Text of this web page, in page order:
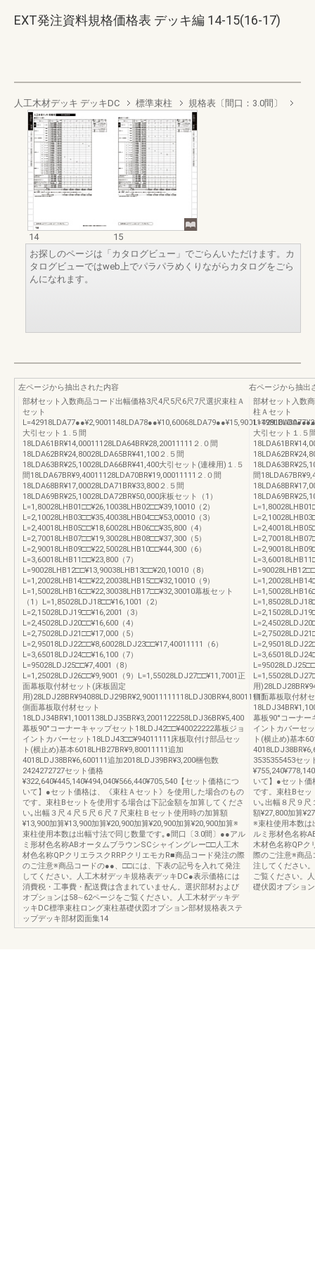
EXT発注資料規格価格表 デッキ編 14-15(16-17)
人工木材デッキ デッキDC 標準束柱 規格表〔間口：3.0間〕
14
15
お探しのページは「カタログビュー」でごらんいただけます。カ
タログビューではweb上でパラパラめくりながらカタログをごら
んになれます。
左ページから抽出された内容
部材セット入数商品コード出幅価格3尺4尺5尺6尺7尺選択束柱Ａ
セット
大引セット１.５間
18LDA61BR¥14,00011128LDA64BR¥28,20011111２.０間
18LDA62BR¥24,80028LDA65BR¥41,100２.５間
18LDA63BR¥25,10028LDA66BR¥41,400大引セット(連棟用)１.５
間18LDA67BR¥9,40011128LDA70BR¥19,00011111２.０間
18LDA68BR¥17,00028LDA71BR¥33,800２.５間
18LDA69BR¥25,10028LDA72BR¥50,000床板セット（1）
L=1,80028LHB01□□¥26,10038LHB02□□¥39,10010（2）
L=2,10028LHB03□□¥35,40038LHB04□□¥53,00010（3）
L=2,40018LHB05□□¥18,60028LHB06□□¥35,800（4）
L=2,70018LHB07□□¥19,30028LHB08□□¥37,300（5）
L=2,90018LHB09□□¥22,50028LHB10□□¥44,300（6）
L=3,60018LHB11□□¥23,800（7）
L=90028LHB12□□¥13,90038LHB13□□¥20,10010（8）
L=1,20028LHB14□□¥22,20038LHB15□□¥32,10010（9）
L=1,50028LHB16□□¥22,30038LHB17□□¥32,30010幕板セット
（1）L=1,85028LDJ18□□¥16,1001（2）
L=2,15028LDJ19□□¥16,2001（3）
L=2,45028LDJ20□□¥16,600（4）
L=2,75028LDJ21□□¥17,000（5）
L=2,95018LDJ22□□¥8,60028LDJ23□□¥17,40011111（6）
L=3,65018LDJ24□□¥16,100（7）
L=95028LDJ25□□¥7,4001（8）
L=1,25028LDJ26□□¥9,9001（9）L=1,55028LDJ27□□¥11,7001正
面幕板取付材セット(床板固定
用)28LDJ28BR¥94088LDJ29BR¥2,90011111118LDJ30BR¥4,80011111
側面幕板取付材セット
18LDJ34BR¥1,1001138LDJ35BR¥3,2001122258LDJ36BR¥5,400
幕板90°コーナーキャップセット18LDJ42□□¥40022222幕板ジョ
イントカバーセット18LDJ43□□¥94011111床板取付け部品セッ
ト(横止め)基本6018LHB27BR¥9,80011111追加
4018LDJ38BR¥6,600111追加2018LDJ39BR¥3,200梱包数
2424272727セット価格
¥322,640¥445,140¥494,040¥566,440¥705,540【セット価格につ
いて】●セット価格は、《束柱Ａセット》を使用した場合のもの
です。束柱Bセットを使用する場合は下記金額を加算してくださ
い｡出幅３尺４尺５尺６尺７尺束柱Ｂセット使用時の加算額
¥13,900加算¥13,900加算¥20,900加算¥20,900加算¥20,900加算※
束柱使用本数は出幅寸法で同じ数量です｡●間口〔3.0間〕●●アル
ミ形材色名称ABオータムブラウンSCシャイングレー□□人工木
材色名称QPクリエラスクRRPクリエモカR■商品コード発注の際
のご注意※商品コードの●●、□□には、下表の記号を入れて発注
してください。人工木材デッキ規格表デッキDC●表示価格には
消費税・工事費・配送費は含まれていません。選択部材および
オプションは58∼62ページをご覧ください。人工木材デッキデ
ッキDC標準束柱ロング束柱基礎伏図オプション部材規格表ステ
ップデッキ部材図面集14
右ページから抽出
部材セット入数
柱Ａセット
大引セット１.５
間
用
側面幕板取付材
幕板90°コーナー
イントカバーセ
ト(横止め)基本
3535355453セッ
いて】●セット価
です。束柱Bセッ
い｡出幅８尺９尺
額¥27,800加算
※束柱使用本数は
ルミ形材色名称
木材色名称QPク
際のご注意※商
注してください
ご覧ください。
礎伏図オプショ